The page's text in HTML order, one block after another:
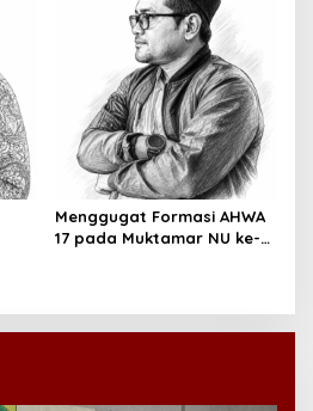
Menggugat Formasi AHWA
17 pada Muktamar NU ke-